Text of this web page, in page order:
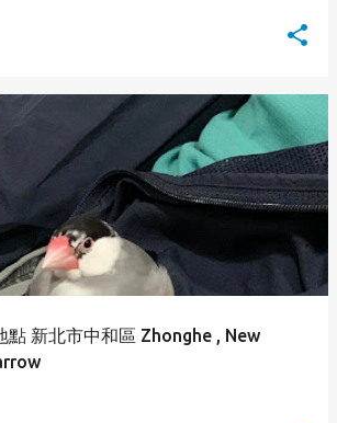
點 新北市中和區 Zhonghe , New